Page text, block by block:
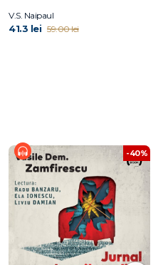
V.S. Naipaul
41.3 lei 59.00 lei
-40%